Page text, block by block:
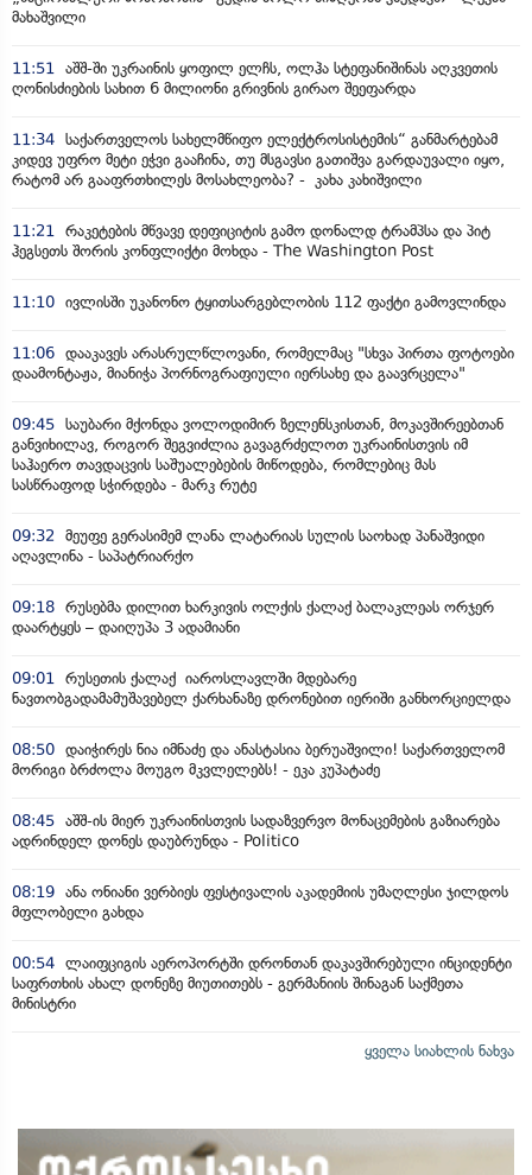
მახაშვილი
11:51
აშშ-ში უკრაინის ყოფილ ელჩს, ოლჰა სტეფანიშინას აღკვეთის
ღონისძიების სახით 6 მილიონი გრივნის გირაო შეეფარდა
11:34 საქართველოს სახელმწიფო ელექტროსისტემის“ განმარტებამ
კიდევ უფრო მეტი ეჭვი გააჩინა, თუ მსგავსი გათიშვა გარდაუვალი იყო,
რატომ არ გააფრთხილეს მოსახლეობა? - კახა კახიშვილი
11:21
რაკეტების მწვავე დეფიციტის გამო დონალდ ტრამპსა და პიტ
ჰეგსეთს შორის კონფლიქტი მოხდა - The Washington Post
11:10 ივლისში უკანონო ტყითსარგებლობის 112 ფაქტი გამოვლინდა
11:06 დააკავეს არასრულწლოვანი, რომელმაც "სხვა პირთა ფოტოები
დაამონტაჟა, მიანიჭა პორნოგრაფიული იერსახე და გაავრცელა"
09:45 საუბარი მქონდა ვოლოდიმირ ზელენსკისთან, მოკავშირეებთან
განვიხილავ, როგორ შეგვიძლია გავაგრძელოთ უკრაინისთვის იმ
საჰაერო თავდაცვის საშუალებების მიწოდება, რომლებიც მას
სასწრაფოდ სჭირდება - მარკ რუტე
09:32
მეუფე გერასიმემ ლანა ლატარიას სულის საოხად პანაშვიდი
აღავლინა - საპატრიარქო
09:18 რუსებმა დილით ხარკივის ოლქის ქალაქ ბალაკლეას ორჯერ
დაარტყეს – დაიღუპა 3 ადამიანი
09:01
რუსეთის ქალაქ იაროსლავლში მდებარე
ნავთობგადამამუშავებელ ქარხანაზე დრონებით იერიში განხორციელდა
08:50 დაიჭირეს ნია იმნაძე და ანასტასია ბერუაშვილი! საქართველომ
მორიგი ბრძოლა მოუგო მკვლელებს! - ეკა კუპატაძე
08:45 აშშ-ის მიერ უკრაინისთვის სადაზვერვო მონაცემების გაზიარება
ადრინდელ დონეს დაუბრუნდა - Politico
08:19 ანა ონიანი ვერბიეს ფესტივალის აკადემიის უმაღლესი ჯილდოს
მფლობელი გახდა
00:54 ლაიფციგის აეროპორტში დრონთან დაკავშირებული ინციდენტი
საფრთხის ახალ დონეზე მიუთითებს - გერმანიის შინაგან საქმეთა
მინისტრი
ყველა სიახლის ნახვა